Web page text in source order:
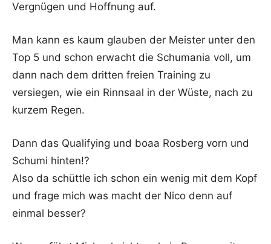
Vergnügen und Hoffnung auf.
Man kann es kaum glauben der Meister unter den
Top 5 und schon erwacht die Schumania voll, um
dann nach dem dritten freien Training zu
versiegen, wie ein Rinnsaal in der Wüste, nach zu
kurzem Regen.
Dann das Qualifying und boaa Rosberg vorn und
Schumi hinten!?
Also da schüttle ich schon ein wenig mit dem Kopf
und frage mich was macht der Nico denn auf
einmal besser?